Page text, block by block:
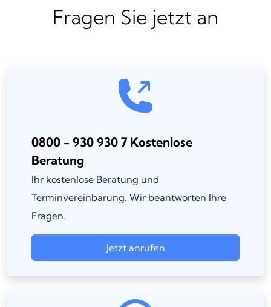
Fragen Sie jetzt an
0800 - 930 930 7 Kostenlose
Beratung
Ihr kostenlose Beratung und
Terminvereinbarung. Wir beantworten Ihre
Fragen.
Jetzt anrufen